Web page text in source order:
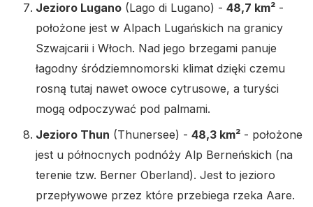
Jezioro Lugano (Lago di Lugano) - 48,7 km² -
położone jest w Alpach Lugańskich na granicy
Szwajcarii i Włoch. Nad jego brzegami panuje
łagodny śródziemnomorski klimat dzięki czemu
rosną tutaj nawet owoce cytrusowe, a turyści
mogą odpoczywać pod palmami.
Jezioro Thun (Thunersee) - 48,3 km² - położone
jest u północnych podnóży Alp Berneńskich (na
terenie tzw. Berner Oberland). Jest to jezioro
przepływowe przez które przebiega rzeka Aare.